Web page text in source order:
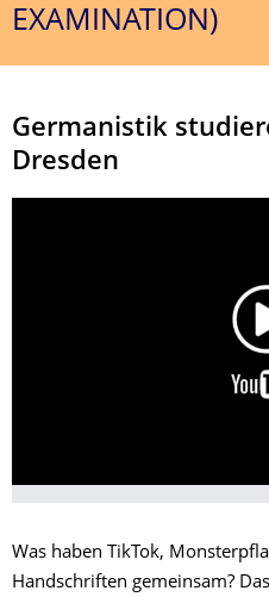
EXAMINATION)
Germanistik
Dresden
Was haben TikTok,
Handschriften gemeinsam?